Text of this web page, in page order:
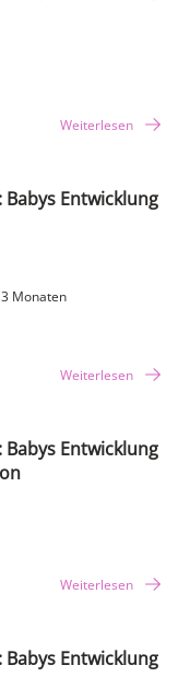
Weiterlesen
Babys Entwicklung
Monaten
Weiterlesen
Babys Entwicklung
Weiterlesen
Babys Entwicklung